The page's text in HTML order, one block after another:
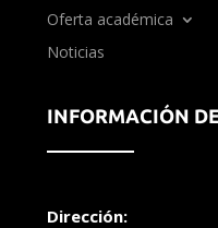
Oferta académica
Noticias
INFORMACIÓN
Dirección: